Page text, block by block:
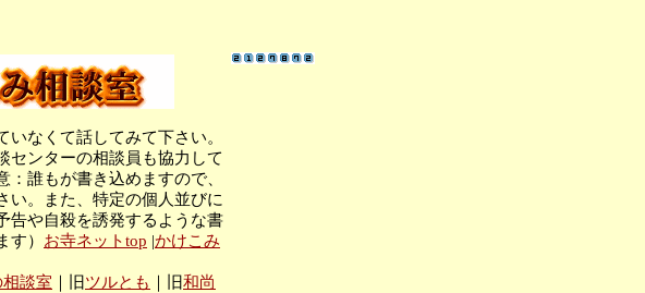
なくて話してみて下さい。
センターの相談員も協力して
：誰もが書き込めますので、
い。また、特定の個人並びに
告や自殺を誘発するような書
） お寺ネットtop |かけこみ
談室 ｜旧ツルとも ｜旧和尚